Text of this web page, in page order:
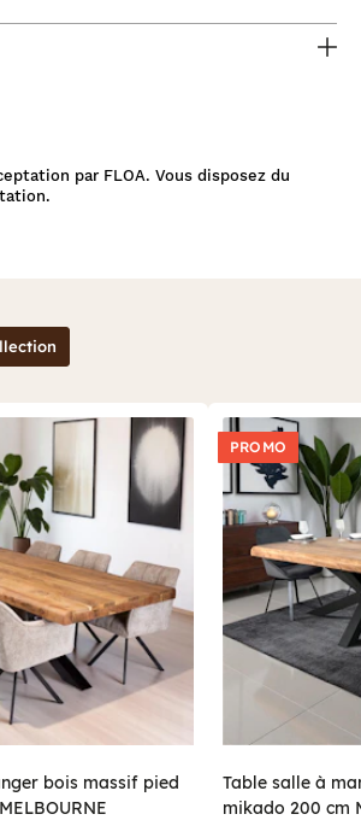
par FLOA. Vous disposez du
bois massif pied
PROMO
Table salle à
mikado 200 cm